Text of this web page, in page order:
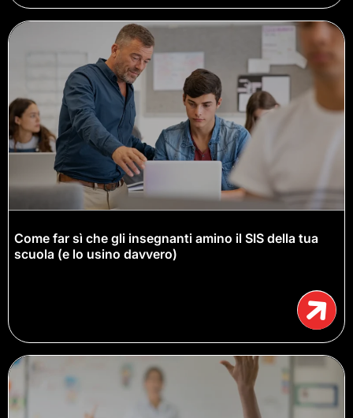
Come far sì che gli insegnanti amino il SIS della tua
scuola (e lo usino davvero)